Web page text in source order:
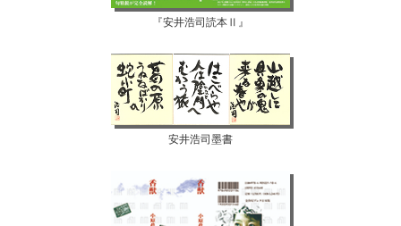
『安井浩司読本Ⅱ』
安井浩司墨書